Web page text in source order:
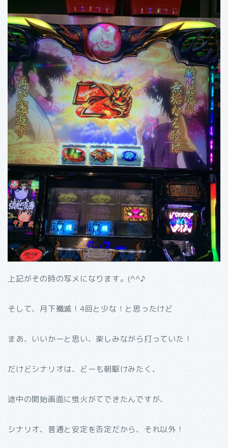
上記がその時の写メになります。(^^♪
そして、月下殲滅！4回と少な！と思ったけど
まあ、いいかーと思い、楽しみながら打っていた！
だけどシナリオは、どーも朝駆けみたく、
途中の開始画面に蛍火がてできたんですが、
シナリオ、普通と安定を否定だから、それ以外！